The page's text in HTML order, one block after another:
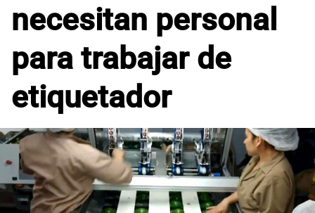
necesitan personal
para trabajar de
etiquetador